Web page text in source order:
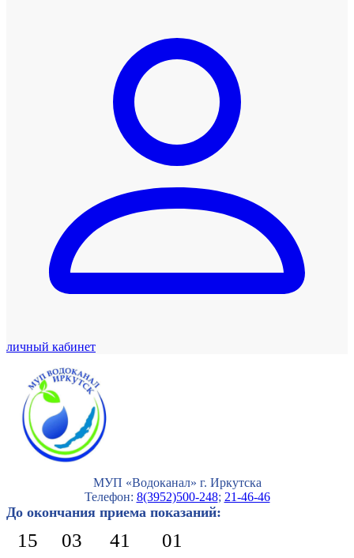
личный кабинет
МУП «Водоканал» г. Иркутска
Телефон: 8(3952)500-248; 21-46-46
До окончания приема показаний:
15 03 41 01